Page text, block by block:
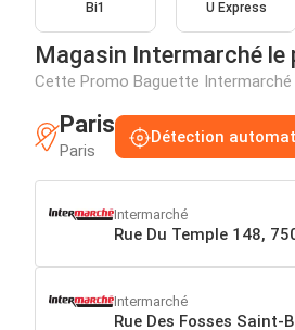
Bi1 U Express
Magasin Intermarché le
Cette Promo Baguette
Paris
Paris
Détection
Intermarché
Rue Du Temple 148,
Intermarché
Rue Des Fosses